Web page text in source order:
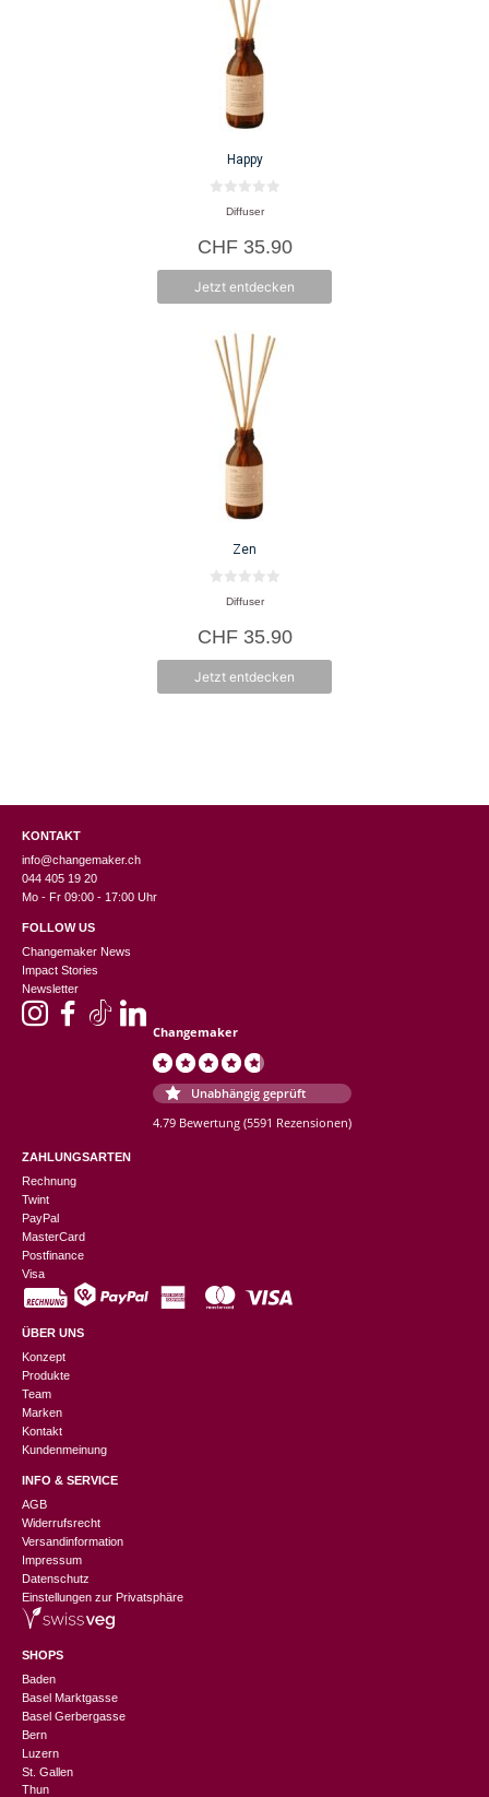
Happy
n
5
Diffuser
CHF35.90
Jetzt entdecken
Zen
n
5
Diffuser
CHF35.90
Jetzt entdecken
KONTAKT
info@changemaker.ch
044 405 19 20
Mo - Fr 09:00 - 17:00 Uhr
FOLLOW US
Changemaker News
Impact Stories
Newsletter
Changemaker
Unabhängig geprüft
4.79 Bewertung (5591 Rezensionen)
ZAHLUNGSARTEN
Rechnung
Twint
PayPal
MasterCard
Postfinance
Visa
ÜBER UNS
Konzept
Produkte
Team
Marken
Kontakt
Kundenmeinung
INFO & SERVICE
AGB
Widerrufsrecht
Versandinformation
Impressum
Datenschutz
Einstellungen zur Privatsphäre
SHOPS
Baden
Basel Marktgasse
Basel Gerbergasse
Bern
Luzern
St. Gallen
Thun